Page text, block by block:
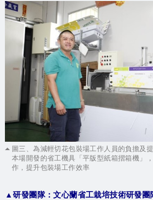
圖三、為減輕切花包裝場工作人員的負擔及
本場開發的省工機具「平版型紙箱摺箱機」
作，提升包裝場工作效率
▲研發團隊：文心蘭省工栽培技術研發團